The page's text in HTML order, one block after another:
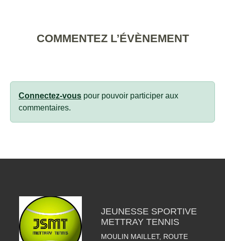
COMMENTEZ L’ÉVÈNEMENT
Connectez-vous pour pouvoir participer aux
commentaires.
JEUNESSE SPORTIVE
METTRAY TENNIS
MOULIN MAILLET, ROUTE